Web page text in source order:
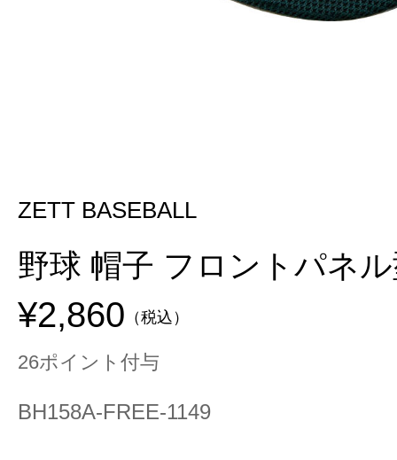
ZETT BASEBALL
野球 帽子 フロントパネ
¥2,860 （税込）
26ポイント付与
BH158A-FREE-1149